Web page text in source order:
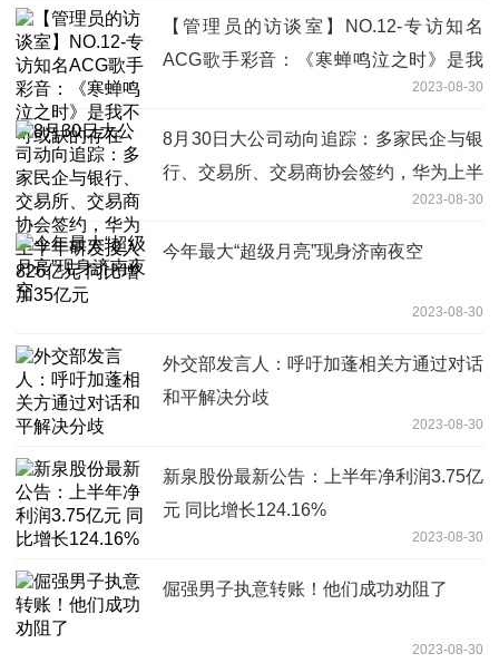
【管理员的访谈室】NO.12-专访知名
ACG歌手彩音：《寒蝉鸣泣之时》是我
2023-08-30
8月30日大公司动向追踪：多家民企与银
行、交易所、交易商协会签约，华为上半
年研发投入826亿元 同比增加35亿元2023-08-30
今年最大“超级月亮”现身济南夜空
2023-08-30
外交部发言人：呼吁加蓬相关方通过对话
和平解决分歧
2023-08-30
新泉股份最新公告：上半年净利润3.75亿
元 同比增长124.16%
2023-08-30
倔强男子执意转账！他们成功劝阻了
2023-08-30